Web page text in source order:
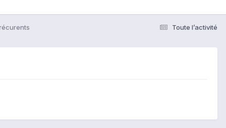
Toute l’activité